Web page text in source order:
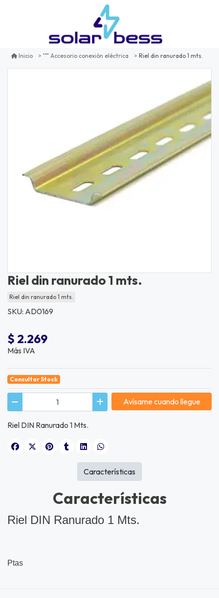
Inicio Accesorio conexión eléctrica Riel din ranurado 1 mts.
Riel din ranurado 1 mts.
Riel din ranurado 1 mts.
SKU: AD0169
$ 2.269
Más IVA
Consultar Stock
Avísame cuando llegue
Riel DIN Ranurado 1 Mts.
Características
Riel DIN Ranurado 1 Mts.
Ptas
Características